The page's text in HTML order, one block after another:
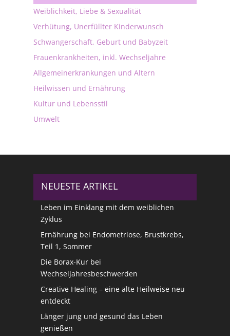
Weiblichkeit, Liebe & Sexualität
Verhütung, Unerfüllter Kinderwunsch
Schwangerschaft, Geburt und Babyzeit
Frauenkrankheiten, inkl. Wechseljahre
Allgemeinerkrankungen und Altern
Heilwissen und Ernährung
Kultur und Lebensstil
Umwelt
NEUESTE ARTIKEL
Leben im Einklang mit dem weiblichen
Zyklus
Ernährung bei Endometriose, Brustkrebs,
Teil 1, Sommer
Die Borax-Kur bei
Wechseljahresbeschwerden
Creative Healing – eine alte Heilweise neu
entdeckt
Länger jung und gesund das Leben
genießen